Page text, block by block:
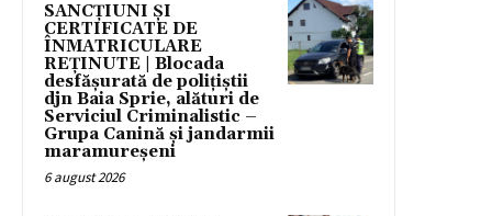
SANCȚIUNI ȘI
CERTIFICATE DE
ÎNMATRICULARE
REȚINUTE | Blocada
desfășurată de polițiștii
djn Baia Sprie, alături de
Serviciul Criminalistic –
Grupa Canină și jandarmii
maramureșeni
6 august 2026